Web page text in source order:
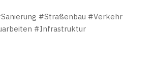
#Straßenbau #Verkehr
#Infrastruktur